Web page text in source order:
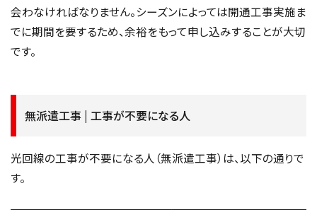
会わなければなりません。シーズンによっては開通工事実施ま
でに期間を要するため、余裕をもって申し込みすることが大切
です。
無派遣工事 | 工事が不要になる人
光回線の工事が不要になる人（無派遣工事）は、以下の通りで
す。